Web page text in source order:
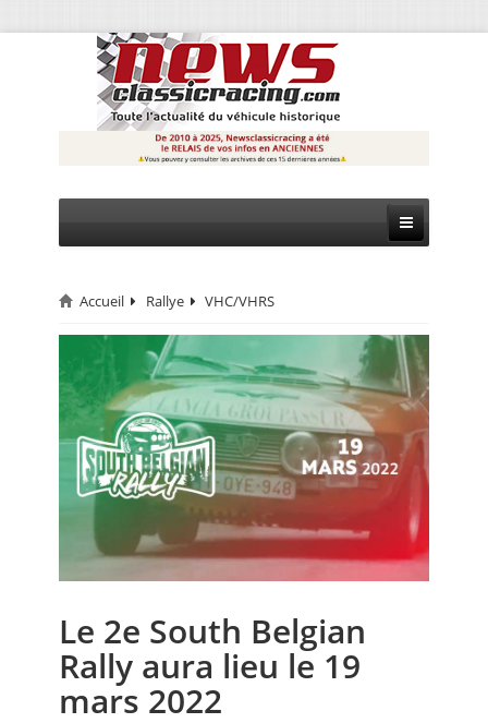
CIRCUIT
RALLYE
MONTAGNE
EVÈNEMENTS
CALENDRIER
FOCUS
ANNUAIRES
PETITES ANNONCES
Accueil Rallye VHC/VHRS
Le 2e South Belgian
Rally aura lieu le 19
mars 2022